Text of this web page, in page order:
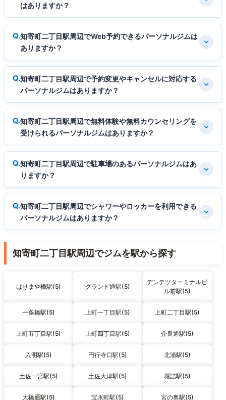
はありますか？
知寄町二丁目駅周辺でWeb予約できるパーソナルジムは
ありますか？
知寄町二丁目駅周辺で予約変更やキャンセルに対応する
パーソナルジムはありますか？
知寄町二丁目駅周辺で無料体験や無料カウンセリングを
受けられるパーソナルジムはありますか？
知寄町二丁目駅周辺で駐車場のあるパーソナルジムはあ
りますか？
知寄町二丁目駅周辺でシャワーやロッカーを利用できる
パーソナルジムはありますか？
知寄町二丁目駅周辺でジムを駅から探す
はりまや橋駅(5) グランド通駅(5)
デンテツターミナルビ
ル前駅(5)
一条橋駅(5) 上町一丁目駅(5) 上町二丁目駅(5)
上町五丁目駅(5) 上町四丁目駅(5) 介良通駅(5)
入明駅(5) 円行寺口駅(5) 北浦駅(5)
土佐一宮駅(5) 土佐大津駅(5) 堀詰駅(5)
大橋通駅(5) 宝永町駅(5) 宮の奥駅(5)